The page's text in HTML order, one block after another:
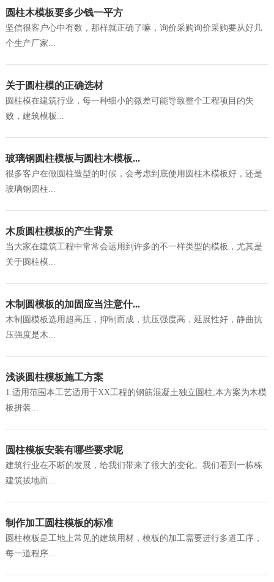
圆柱木模板要多少钱一平方
坚信很客户心中有数，那样就正确了嘛，询价采购询价采购要从好几
个生产厂家...
关于圆柱模的正确选材
圆柱模在建筑行业，每一种细小的微差可能导致整个工程项目的失
败，建筑模板...
玻璃钢圆柱模板与圆柱木模板...
很多客户在做圆柱造型的时候，会考虑到底使用圆柱木模板好，还是
玻璃钢圆柱...
木质圆柱模板的产生背景
当大家在建筑工程中常常会运用到许多的不一样类型的模板，尤其是
关于圆柱模...
木制圆模板的加固应当注意什...
木制圆模板选用超高压，抑制而成，抗压强度高，延展性好，静曲抗
压强度是木...
浅谈圆柱模板施工方案
1.适用范围本工艺适用于XX工程的钢筋混凝土独立圆柱,本方案为木模
板拼装...
圆柱模板安装有哪些要求呢
建筑行业在不断的发展，给我们带来了很大的变化。我们看到一栋栋
建筑拔地而...
制作加工圆柱模板的标准
圆柱模板是工地上常见的建筑用材，模板的加工需要进行多道工序，
每一道程序...